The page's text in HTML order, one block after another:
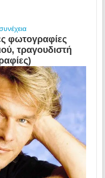
φωτογραφίες
τραγουδιστή